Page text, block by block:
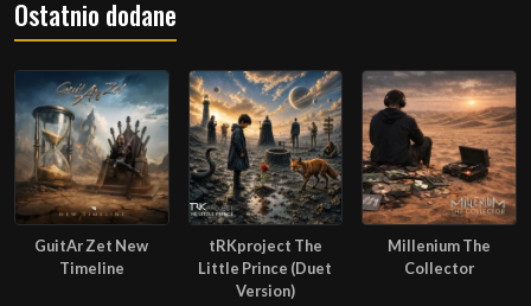
Ostatnio dodane
GuitAr Zet New
Timeline
tRKproject The
Little Prince (Duet
Version)
Millenium The
Collector